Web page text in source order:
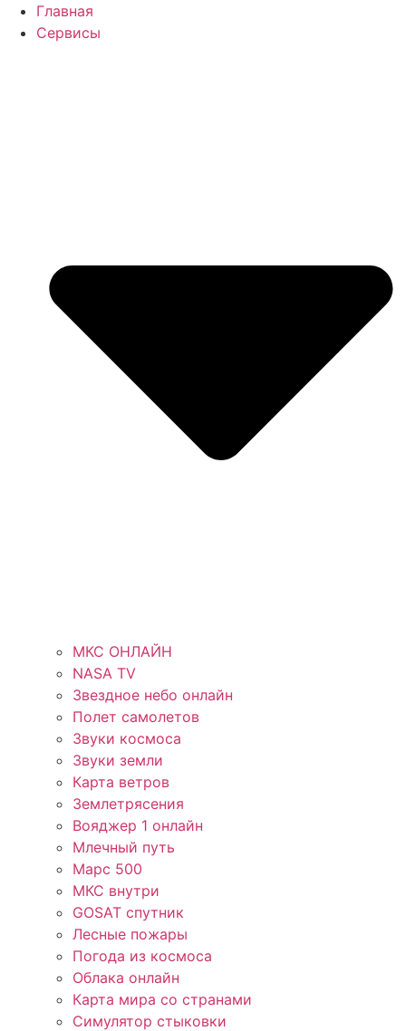
ПерейтиГлавная
Сервисы
МКС ОНЛАЙН
NASA TV
Звездное небо онлайн
Полет самолетов
Звуки космоса
Звуки земли
Карта ветров
Землетрясения
Вояджер 1 онлайн
Млечный путь
Марс 500
МКС внутри
GOSAT спутник
Лесные пожары
Погода из космоса
Облака онлайн
Карта мира со странами
Симулятор стыковки